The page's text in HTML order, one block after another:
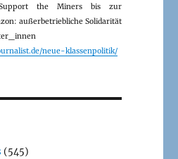
the Miners bis zur
außerbetriebliche Solidarität
neue-klassenpolitik/
(545)